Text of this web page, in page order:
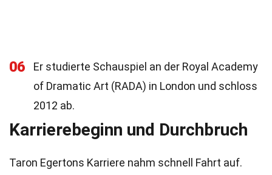
06
Er studierte Schauspiel an der Royal Academy
of Dramatic Art (RADA) in London und schloss
2012 ab.
Karrierebeginn und Durchbruch
Taron Egertons Karriere nahm schnell Fahrt auf.